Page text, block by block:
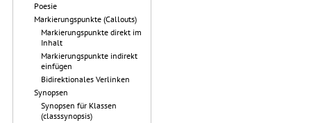
Poesie
Markierungspunkte (Callouts)
Markierungspunkte direkt im
Inhalt
Markierungspunkte indirekt
einfügen
Bidirektionales Verlinken
Synopsen
Synopsen für Klassen
(classsynopsis)